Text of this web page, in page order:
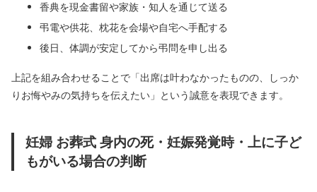
香典を現金書留や家族・知人を通じて送る
弔電や供花、枕花を会場や自宅へ手配する
後日、体調が安定してから弔問を申し出る
上記を組み合わせることで「出席は叶わなかったものの、しっか
りお悔やみの気持ちを伝えたい」という誠意を表現できます。
妊婦 お葬式 身内の死・妊娠発覚時・上に子ど
もがいる場合の判断